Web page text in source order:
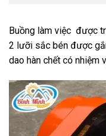
Buồng làm việc được
2 lưỡi sắc bén được
dao hàn chết có nhiệm